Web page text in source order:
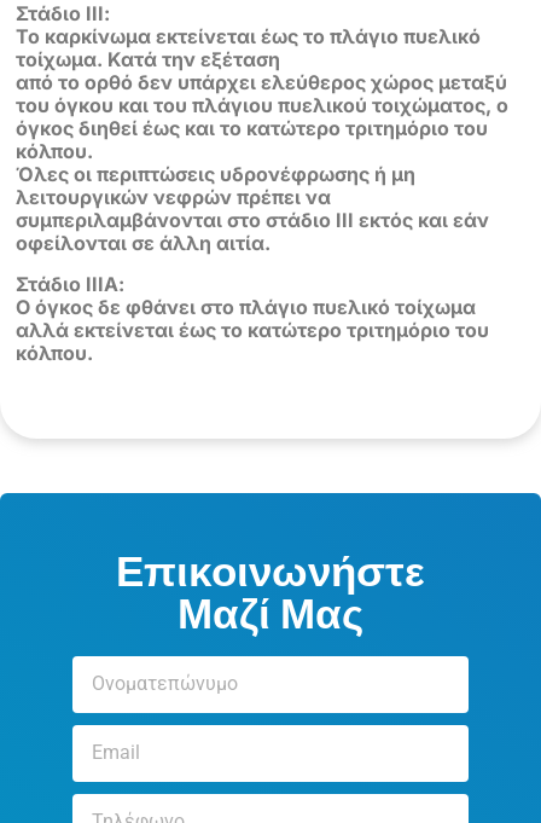
Στάδιο ΙΙΙ:
Το καρκίνωμα εκτείνεται έως το πλάγιο πυελικό
τοίχωμα. Κατά την εξέταση
από το ορθό δεν υπάρχει ελεύθερος χώρος μεταξύ
του όγκου και του πλάγιου πυελικού τοιχώματος, ο
όγκος διηθεί έως και το κατώτερο τριτημόριο του
κόλπου.
Όλες οι περιπτώσεις υδρονέφρωσης ή μη
λειτουργικών νεφρών πρέπει να
συμπεριλαμβάνονται στο στάδιο ΙΙΙ εκτός και εάν
οφείλονται σε άλλη αιτία.
Στάδιο ΙΙΙΑ:
Ο όγκος δε φθάνει στο πλάγιο πυελικό τοίχωμα
αλλά εκτείνεται έως το κατώτερο τριτημόριο του
κόλπου.
Επικοινωνήστε
Μαζί Μας